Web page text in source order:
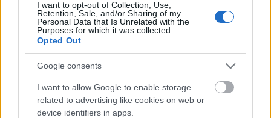
I want to opt-out of Collection, Use,
Retention, Sale, and/or Sharing of my
Personal Data that Is Unrelated with the
Purposes for which it was collected.
Opted Out
Google consents
I want to allow Google to enable storage
related to advertising like cookies on web or
device identifiers in apps.
Messengeren
Itt állíthatod be
keresőben könnyebben megtaláld a
glamour.hu cikkeit